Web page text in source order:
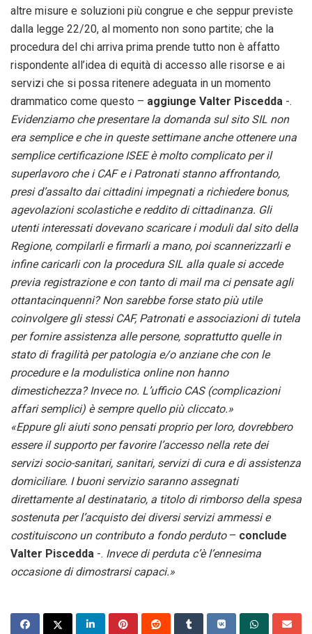
altre misure e soluzioni più congrue e che seppur previste
dalla legge 22/20, al momento non sono partite; che la
procedura del chi arriva prima prende tutto non è affatto
rispondente all’idea di equità di accesso alle risorse e ai
servizi che si possa ritenere adeguata in un momento
drammatico come questo – aggiunge Valter Piscedda -.
Evidenziamo che presentare la domanda sul sito SIL non
era semplice e che in queste settimane anche ottenere una
semplice certificazione ISEE è molto complicato per il
superlavoro che i CAF e i Patronati stanno affrontando,
presi d’assalto dai cittadini impegnati a richiedere bonus,
agevolazioni scolastiche e reddito di cittadinanza. Gli
utenti interessati dovevano scaricare i moduli dal sito della
Regione, compilarli e firmarli a mano, poi scannerizzarli e
infine caricarli con la procedura SIL alla quale si accede
previa registrazione e con tanto di mail ma ci pensate agli
ottantacinquenni? Non sarebbe forse stato più utile
coinvolgere gli stessi CAF, Patronati e associazioni di tutela
per fornire assistenza alle persone, soprattutto quelle in
stato di fragilità per patologia e/o anziane che con le
procedure e la modulistica online non hanno
dimestichezza? Invece no. L’ufficio CAS (complicazioni
affari semplici) è sempre quello più cliccato.»
«Eppure gli aiuti sono pensati proprio per loro, dovrebbero
essere il supporto per favorire l’accesso nella rete dei
servizi socio-sanitari, sanitari, servizi di cura e di assistenza
domiciliare. I buoni servizio saranno assegnati
direttamente al destinatario, a titolo di rimborso della spesa
sostenuta per l’acquisto dei diversi servizi ammessi e
costituiscono un contributo a fondo perduto– conclude
Valter Piscedda -. Invece di perduta c’è l’ennesima
occasione di dimostrarsi capaci.»